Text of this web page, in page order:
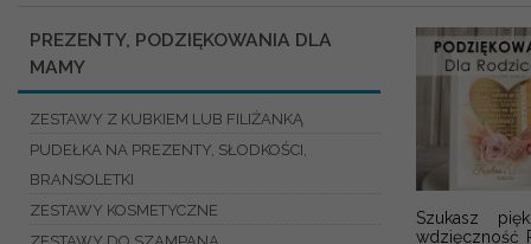
PREZENTY, PODZIĘKOWANIA DLA
MAMY
ZESTAWY Z KUBKIEM LUB FILIŻANKĄ
PUDEŁKA NA PREZENTY, SŁODKOŚCI,
BRANSOLETKI
ZESTAWY KOSMETYCZNE
Szukasz
wdzięczność